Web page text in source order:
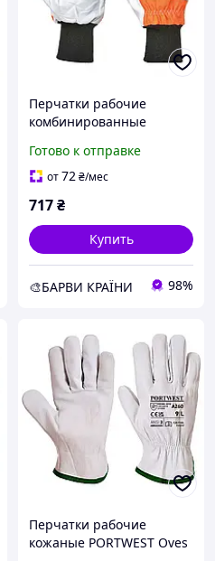
Перчатки рабочие
комбинированные
цепной пилы (Класс 0)
PORTWEST A290
Готово к отправке
от72₴/мес
717₴
Купить
🎨БАРВИ КРАЇНИ 98%
Перчатки рабочие
кожаные PORTWEST Oves